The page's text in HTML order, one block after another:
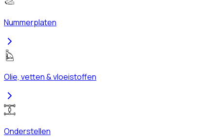
Nummerplaten
Olie, vetten & vloeistoffen
Onderstellen